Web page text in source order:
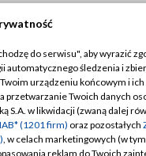
TVP
TVP
Regulamin TVP
Polityka prywatności
Moje zgody
do serwisu", aby wyrazić
automatycznego śledzenia i
urządzeniu końcowym i ich
przetwarzanie Twoich danych
S.A. w likwidacji (zwaną dalej
(1201 firm) oraz pozostałych
, w celach marketingowych (w
reklam do Twoich